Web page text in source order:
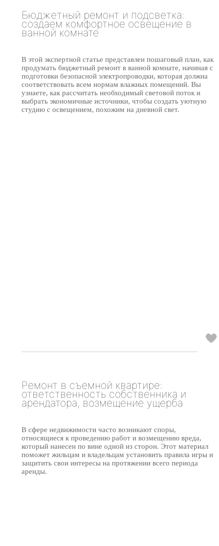
Бюджетный ремонт и подсветка:
создаем комфортное освещение в
ванной комнате
В этой экспертной статье представлен пошаговый план, как
продумать бюджетный ремонт в ванной комнате, начиная с
подготовки безопасной электропроводки, которая должна
соответствовать всем нормам влажных помещений. Вы
узнаете, как рассчитать необходимый световой поток и
выбрать экономичные источники, чтобы создать уютную
студию с освещением, похожим на дневной свет.
Ремонт в съемной квартире:
ответственность собственника и
арендатора, возмещение ущерба
В сфере недвижимости часто возникают споры,
относящиеся к проведению работ и возмещению вреда,
который нанесен по вине одной из сторон. Этот материал
поможет жильцам и владельцам установить правила игры и
защитить свои интересы на протяжении всего периода
аренды.